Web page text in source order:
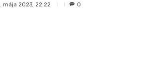
mája 2023, 22:22 0